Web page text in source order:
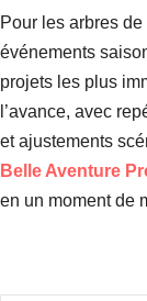
Pour les arbres
événements
projets les plus
l’avance, avec
et ajustements
Belle Aventure
en un moment de